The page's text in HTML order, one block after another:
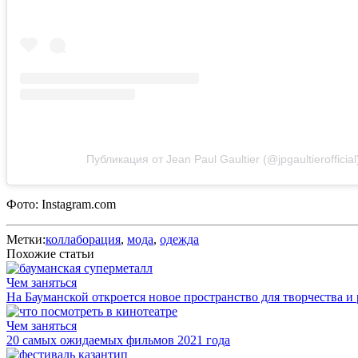
Публикация от Jean Paul Gaultier
Фото: Instagram.com
Метки:коллаборация, мода, одежда
Похожие статьи
Чем заняться
На Бауманской откроется новое пространство для творчества и
Чем заняться
20 самых ожидаемых фильмов 2021 года